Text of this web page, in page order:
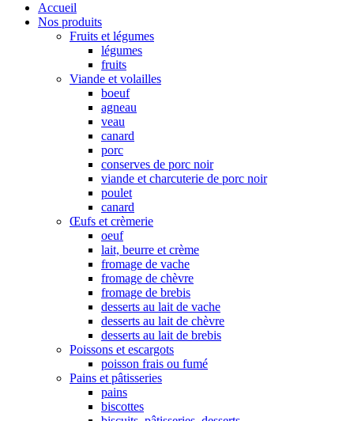
Accueil
Nos produits
Fruits et légumes
légumes
fruits
Viande et volailles
boeuf
agneau
veau
canard
porc
conserves de porc noir
viande et charcuterie de porc noir
poulet
canard
Œufs et crèmerie
oeuf
lait, beurre et crème
fromage de vache
fromage de chèvre
fromage de brebis
desserts au lait de vache
desserts au lait de chèvre
desserts au lait de brebis
Poissons et escargots
poisson frais ou fumé
Pains et pâtisseries
pains
biscottes